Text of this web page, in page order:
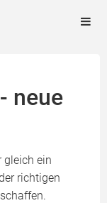
neue
gleich ein
richtigen